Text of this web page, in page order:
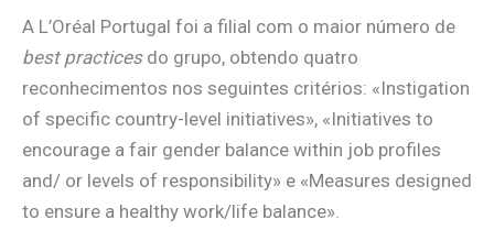
A L’Oréal Portugal foi a filial com o maior número de
best practicesdo grupo, obtendo quatro
reconhecimentos nos seguintes critérios: «Instigation
of specific country-level initiatives», «Initiatives to
encourage a fair gender balance within job profiles
and/ or levels of responsibility» e «Measures designed
to ensure a healthy work/life balance».